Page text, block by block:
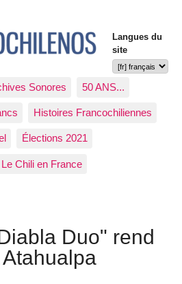
Langues du
site
Sonores 50 ANS...
Histoires Francochiliennes
Élections 2021
Le Chili en France
Duo" rend